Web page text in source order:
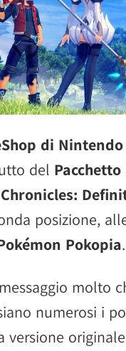
di
del
posizione,
Pokopia.
molto
numerosi i
versione